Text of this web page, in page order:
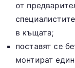
от
в къщата;
поставят се
монтират